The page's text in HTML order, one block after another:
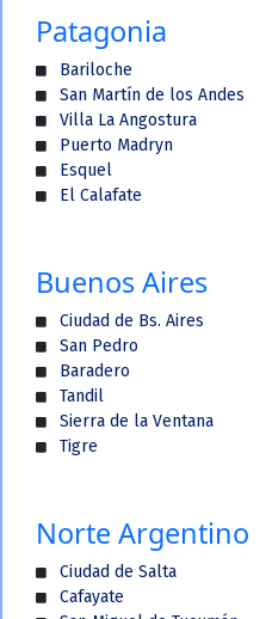
Patagonia
Bariloche
San Martín de los Andes
Villa La Angostura
Puerto Madryn
Esquel
El Calafate
Buenos Aires
Ciudad de Bs. Aires
San Pedro
Baradero
Tandil
Sierra de la Ventana
Tigre
Norte Argentino
Ciudad de Salta
Cafayate